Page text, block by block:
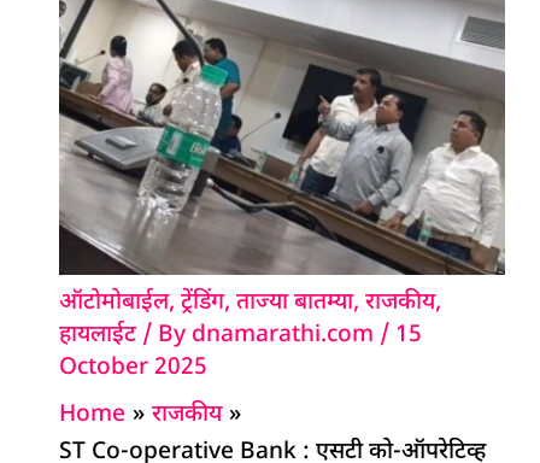
ऑटोमोबाईल,ट्रेंडिंग,ताज्या बातम्या,राजकीय,
हायलाईट/ By dnamarathi.com / 15
October 2025
Home
राजकीय
ST Co-operative Bank : एसटी को-ऑपरेटिव्ह